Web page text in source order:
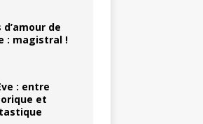
de
: magistral !
: entre
et